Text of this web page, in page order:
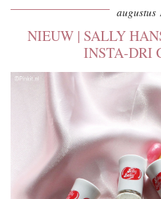
augustus
NIEUW | SALLY
INSTA-DRI